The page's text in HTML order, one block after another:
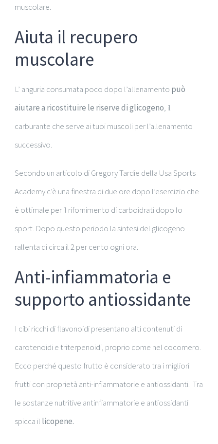
muscolare.
Aiuta il recupero
muscolare
L’ anguria consumata poco dopo l’allenamento può
aiutare a ricostituire le riserve di glicogeno, il
carburante che serve ai tuoi muscoli per l’allenamento
successivo.
Secondo un articolo di Gregory Tardie della Usa Sports
Academy c’è una finestra di due ore dopo l’esercizio che
è ottimale per il rifornimento di carboidrati dopo lo
sport. Dopo questo periodo la sintesi del glicogeno
rallenta di circa il 2 per cento ogni ora.
Anti-infiammatoria e
supporto antiossidante
I cibi ricchi di flavonoidi presentano alti contenuti di
carotenoidi e triterpenoidi, proprio come nel cocomero.
Ecco perché questo frutto è considerato tra i migliori
frutti con proprietà anti-infiammatorie e antiossidanti. Tra
le sostanze nutritive antinfiammatorie e antiossidanti
spicca il licopene.